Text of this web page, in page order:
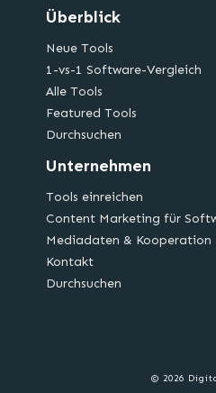
Überblick
Neue Tools
1-vs-1 Software-Vergleich
Alle Tools
Featured Tools
Durchsuchen
Unternehmen
Tools einreichen
Content Marketing für
Mediadaten & Kooperation
Kontakt
Durchsuchen
© 2026